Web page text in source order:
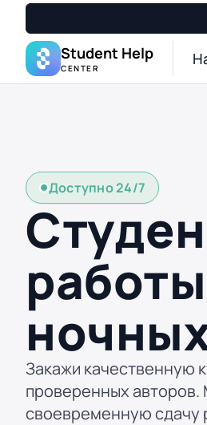
Student Help
CENTER
Доступно 24/7
Закажи качественную
проверенных авторов.
своевременную сдачу